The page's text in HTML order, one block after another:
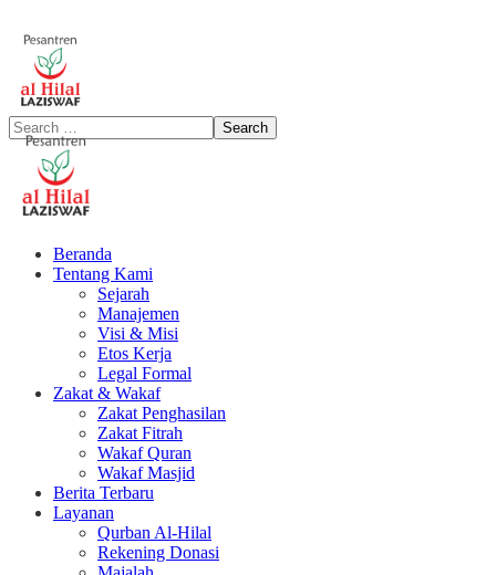
Beranda
Tentang Kami
Sejarah
Manajemen
Visi & Misi
Etos Kerja
Legal Formal
Zakat & Wakaf
Zakat Penghasilan
Zakat Fitrah
Wakaf Quran
Wakaf Masjid
Berita Terbaru
Layanan
Qurban Al-Hilal
Rekening Donasi